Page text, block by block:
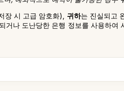
장 시 고급 암호화), 귀하는 진실되고
거나 도난당한 은행 정보를 사용하